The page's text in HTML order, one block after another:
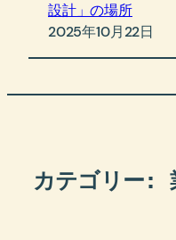
設計」の場所
2025年10月22日
カテゴリー: